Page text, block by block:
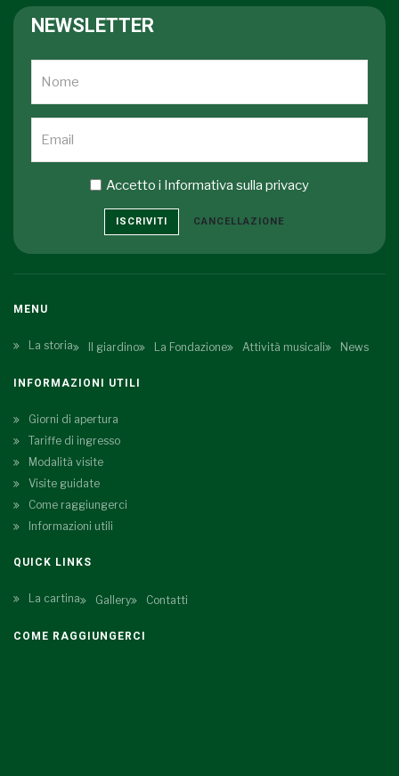
NEWSLETTER
Accetto i Informativa sulla privacy
ISCRIVITI CANCELLAZIONE
MENU
La storia Il giardino La Fondazione Attività musicali News
INFORMAZIONI UTILI
Giorni di apertura
Tariffe di ingresso
Modalità visite
Visite guidate
Come raggiungerci
Informazioni utili
QUICK LINKS
La cartina Gallery Contatti
COME RAGGIUNGERCI